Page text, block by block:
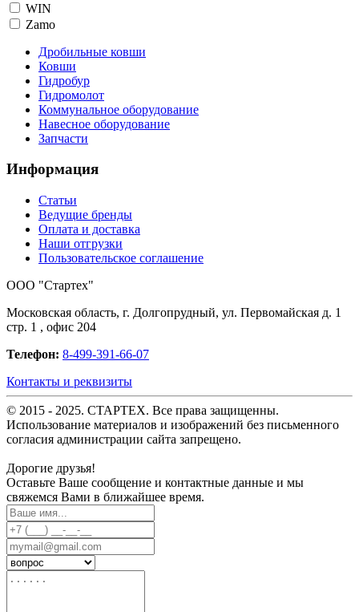
WIN
Zamo
Дробильные ковши
Ковши
Гидробур
Гидромолот
Коммунальное оборудование
Навесное оборудование
Запчасти
Информация
Статьи
Ведущие бренды
Оплата и доставка
Наши отгрузки
Пользовательское соглашение
OOO "Стартех"
Московская область, г. Долгопрудный, ул. Первомайская д. 1
стр. 1 , офис 204
Телефон: 8-499-391-66-07
Контакты и реквизиты
© 2015 - 2025. СТАРТЕХ. Все права защищенны.
Использование материалов и изображений без письменного
согласия администрации сайта запрещено.
Дорогие друзья!
Оставьте Ваше сообщение и контактные данные и мы
свяжемся Вами в ближайшее время.